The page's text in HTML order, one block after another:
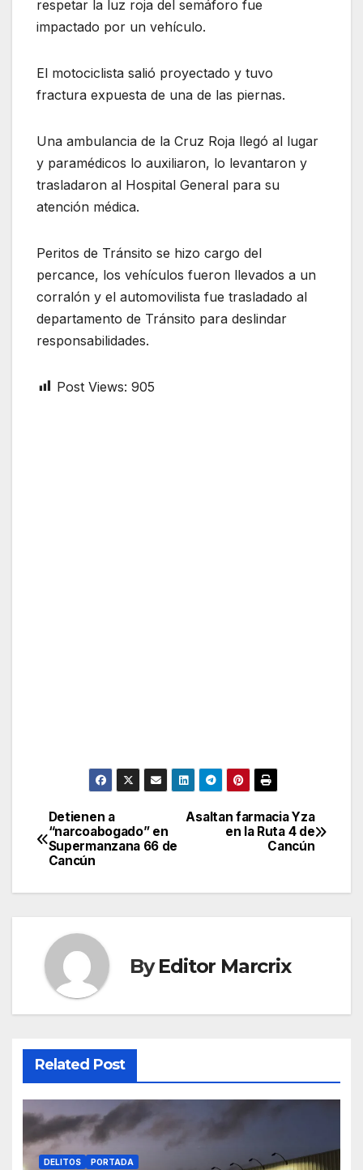
respetar la luz roja del semáforo fue
impactado por un vehículo.
El motociclista salió proyectado y tuvo
fractura expuesta de una de las piernas.
Una ambulancia de la Cruz Roja llegó al lugar
y paramédicos lo auxiliaron, lo levantaron y
trasladaron al Hospital General para su
atención médica.
Peritos de Tránsito se hizo cargo del
percance, los vehículos fueron llevados a un
corralón y el automovilista fue trasladado al
departamento de Tránsito para deslindar
responsabilidades.
Post Views: 905
Post
navigation
Asaltan farmacia Yza
en la Ruta 4 de
Cancún
Detienen a
“narcoabogado” en
Supermanzana 66 de
Cancún
ByEditor Marcrix
Related Post
DELITOS PORTADA